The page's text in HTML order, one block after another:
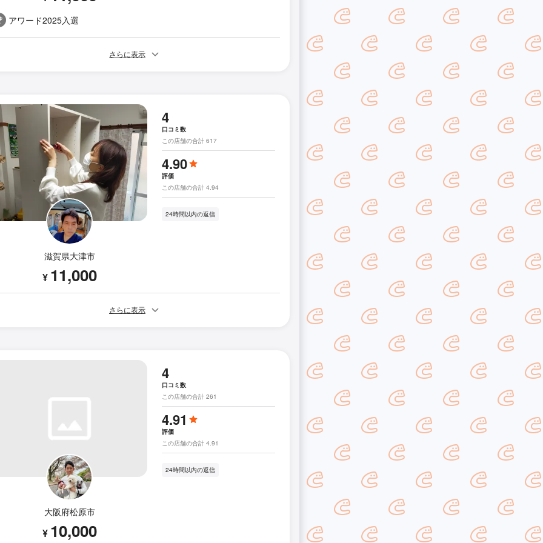
アワード2025入選
さらに表示
滋賀県大津市
¥ 11,000
4
口コミ数
この店舗の合計 617
4.90
評価
この店舗の合計 4.94
24時間以内の返信
さらに表示
大阪府松原市
¥ 10,000
4
口コミ数
この店舗の合計 261
4.91
評価
この店舗の合計 4.91
24時間以内の返信